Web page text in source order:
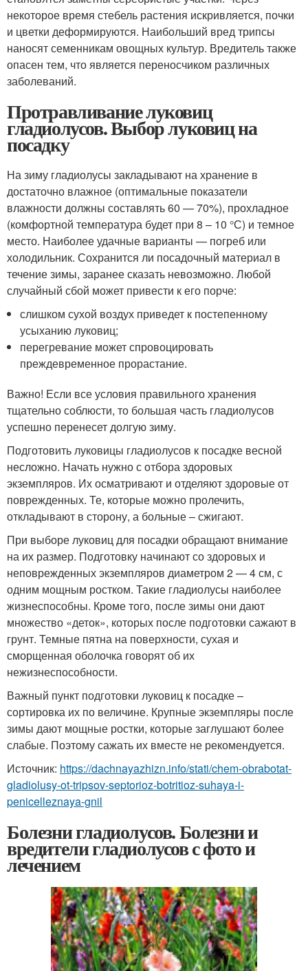
некоторое время стебель растения искривляется, почки
и цветки деформируются. Наибольший вред трипсы
наносят семенникам овощных культур. Вредитель также
опасен тем, что является переносчиком различных
заболеваний.
Протравливание луковиц
гладиолусов. Выбор луковиц на
посадку
На зиму гладиолусы закладывают на хранение в
достаточно влажное (оптимальные показатели
влажности должны составлять 60 — 70%), прохладное
(комфортной температура будет при 8 – 10 °С) и темное
место. Наиболее удачные варианты — погреб или
холодильник. Сохранится ли посадочный материал в
течение зимы, заранее сказать невозможно. Любой
случайный сбой может привести к его порче:
слишком сухой воздух приведет к постепенному
усыханию луковиц;
перегревание может спровоцировать
преждевременное прорастание.
Важно! Если все условия правильного хранения
тщательно соблюсти, то большая часть гладиолусов
успешно перенесет долгую зиму.
Подготовить луковицы гладиолусов к посадке весной
несложно. Начать нужно с отбора здоровых
экземпляров. Их осматривают и отделяют здоровые от
поврежденных. Те, которые можно пролечить,
откладывают в сторону, а больные – сжигают.
При выборе луковиц для посадки обращают внимание
на их размер. Подготовку начинают со здоровых и
неповрежденных экземпляров диаметром 2 — 4 см, с
одним мощным ростком. Такие гладиолусы наиболее
жизнеспособны. Кроме того, после зимы они дают
множество «деток», которых после подготовки сажают в
грунт. Темные пятна на поверхности, сухая и
сморщенная оболочка говорят об их
нежизнеспособности.
Важный пункт подготовки луковиц к посадке –
сортировка их по величине. Крупные экземпляры после
зимы дают мощные ростки, которые заглушают более
слабые. Поэтому сажать их вместе не рекомендуется.
Источник: https://dachnayazhizn.info/stati/chem-obrabotat-
gladiolusy-ot-tripsov-septorioz-botritioz-suhaya-i-
penicelleznaya-gnil
Болезни гладиолусов. Болезни и
вредители гладиолусов с фото и
лечением